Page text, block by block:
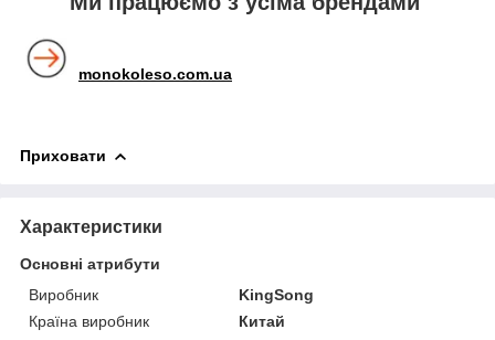
monokoleso.com.ua
Приховати
Характеристики
Основні атрибути
Виробник
KingSong
Країна виробник
Китай